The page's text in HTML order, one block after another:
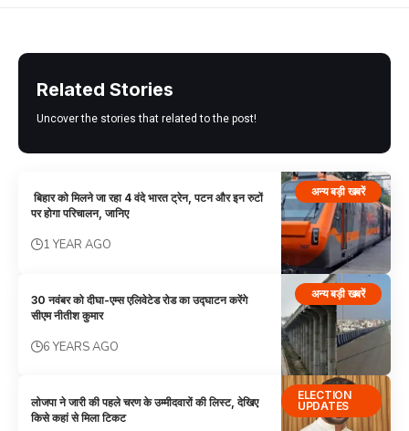
Related Stories
Uncover the stories that related to the post!
अन्य बड़ी खबरें
बिहार को मिलने जा रहा 4 वंदे भारत ट्रेन, पटन और इन रुटों
पर होगा परिचालन, जानिए
1 YEAR AGO
अन्य बड़ी खबरें
30 नवंबर को दीघा-एम्स एलिवेटेड रोड का उद्घाटन करेंगे
सीएम नीतीश कुमार
6 YEARS AGO
ELECTION
UPDATES
लोजपा ने जारी की पहले चरण के उम्मीदवारों की लिस्ट, देखिए
किसे कहां से मिला टिकट